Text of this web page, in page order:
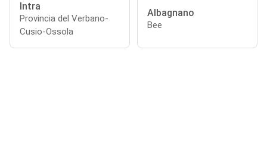
Intra
Provincia del Verbano-
Cusio-Ossola
Albagnano
Bee